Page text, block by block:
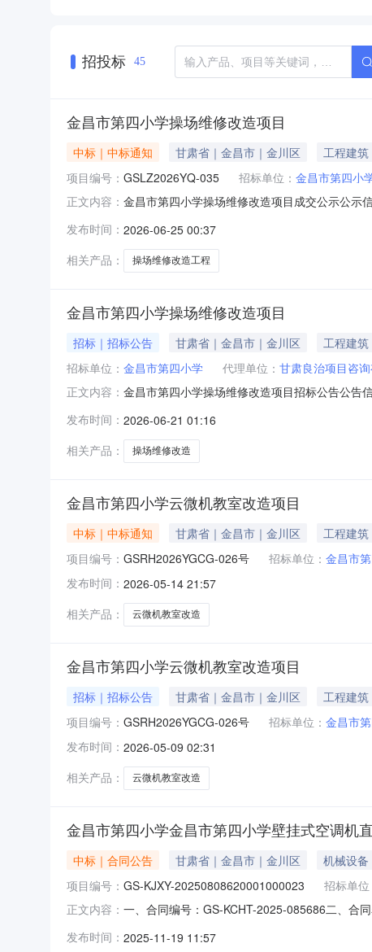
招投标 45
金昌市第四小学操场维修改造项目
中标｜中标通知 甘肃省｜金昌市｜金川区 工程建筑
项目编号： GSLZ2026YQ-035 招标单位： 金昌市第四小
正文内容： 金昌市第四小学操场维修改造项目成交公示公示
成交公告甘肃良治项目咨询有限公司受金昌市第
发布时间： 2026-06-25 00:37
相关产品：
操场维修改造工程
金昌市第四小学操场维修改造项目
招标｜招标公告 甘肃省｜金昌市｜金川区 工程建筑
招标单位： 金昌市第四小学 代理单位： 甘肃良治项目咨
正文内容： 金昌市第四小学操场维修改造项目招标公告公告
内容附件下载附件1：附件资料-四小.pdf金昌市
改革委
发布时间： 2026-06-21 01:16
相关产品：
操场维修改造
金昌市第四小学云微机教室改造项目
中标｜中标通知 甘肃省｜金昌市｜金川区 工程建筑
项目编号： GSRH2026YGCG-026号 招标单位： 金昌市
发布时间： 2026-05-14 21:57
相关产品：
云微机教室改造
金昌市第四小学云微机教室改造项目
招标｜招标公告 甘肃省｜金昌市｜金川区 工程建筑
项目编号： GSRH2026YGCG-026号 招标单位： 金昌市
发布时间： 2026-05-09 02:31
相关产品：
云微机教室改造
金昌市第四小学金昌市第四小学壁挂式空调机
中标｜合同公告 甘肃省｜金昌市｜金川区 机械设备
项目编号： GS-KJXY-20250808620001000023 招标单位
正文内容： 一、合同编号：GS-KCHT-2025-085686二、合
金川区新华路街道联系方式：13884500601六、
发布时间： 2025-11-19 11:57